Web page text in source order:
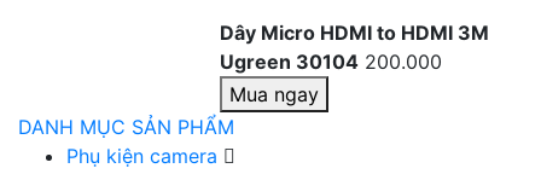
Dây Micro HDMI to HDMI 3M
Ugreen 30104 200.000
Mua ngay
DANH MỤC SẢN PHẨM
Phụ kiện camera